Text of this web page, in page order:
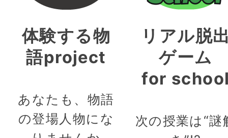
体験する物
語project
あなたも、物語
の登場人物にな
リアル脱
ゲーム
for
次の授業は“謎